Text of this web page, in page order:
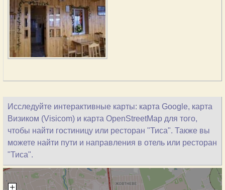
Исследуйте интерактивные карты: карта Google, карта
Визиком (Visicom) и карта OpenStreetMap для того,
чтобы найти гостиницу или ресторан "Тиса". Также вы
можете найти пути и направления в отель или ресторан
"Тиса".